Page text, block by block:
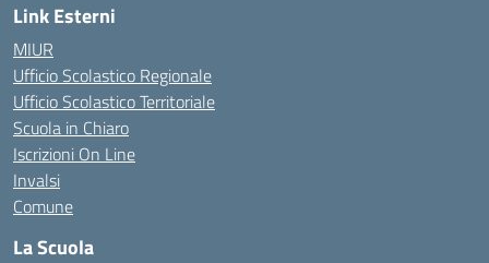
Link Esterni
MIUR
Ufficio Scolastico Regionale
Ufficio Scolastico Territoriale
Scuola in Chiaro
Iscrizioni On Line
Invalsi
Comune
La Scuola